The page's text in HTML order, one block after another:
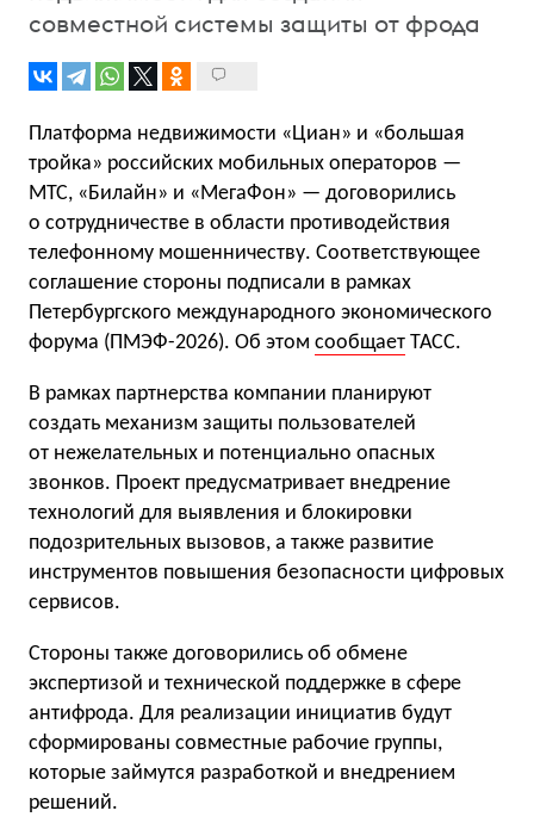
совместной системы защиты от фрода
Платформа недвижимости «Циан» и «большая
тройка» российских мобильных операторов —
МТС, «Билайн» и «МегаФон» — договорились
о сотрудничестве в области противодействия
телефонному мошенничеству. Соответствующее
соглашение стороны подписали в рамках
Петербургского международного экономического
форума (ПМЭФ-2026). Об этом сообщает ТАСС.
В рамках партнерства компании планируют
создать механизм защиты пользователей
от нежелательных и потенциально опасных
звонков. Проект предусматривает внедрение
технологий для выявления и блокировки
подозрительных вызовов, а также развитие
инструментов повышения безопасности цифровых
сервисов.
Стороны также договорились об обмене
экспертизой и технической поддержке в сфере
антифрода. Для реализации инициатив будут
сформированы совместные рабочие группы,
которые займутся разработкой и внедрением
решений.